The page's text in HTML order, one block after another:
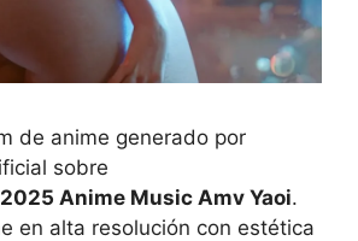
de anime generado por
sobre
Anime Music Amv Yaoi.
en alta resolución con estética